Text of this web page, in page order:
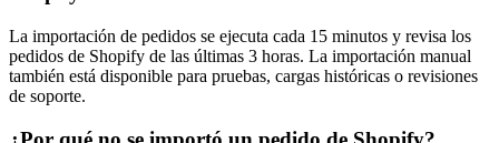
La importación de pedidos se ejecuta cada 15 minutos y revisa los
pedidos de Shopify de las últimas 3 horas. La importación manual
también está disponible para pruebas, cargas históricas o revisiones
de soporte.